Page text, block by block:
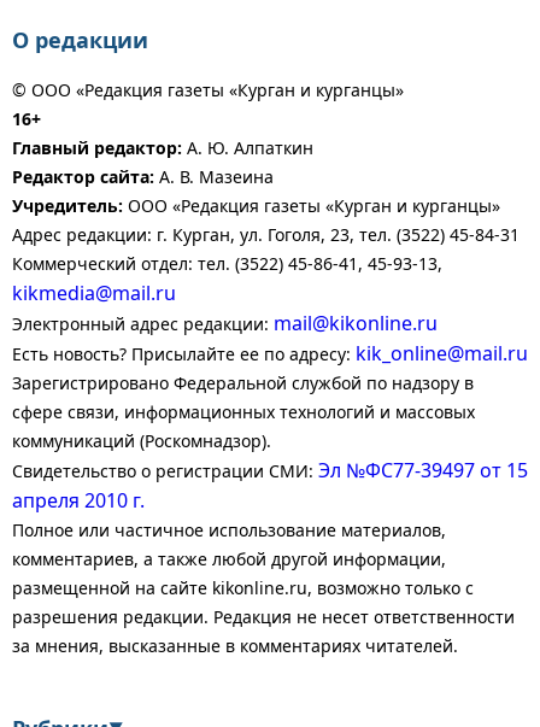
О редакции
© ООО «Редакция газеты «Курган и курганцы»
16+
Главный редактор: А. Ю. Алпаткин
Редактор сайта: А. В. Мазеина
Учредитель: ООО «Редакция газеты «Курган и курганцы»
Адрес редакции: г. Курган, ул. Гоголя, 23, тел. (3522) 45-84-31
Коммерческий отдел: тел. (3522) 45-86-41, 45-93-13,
kikmedia@mail.ru
Электронный адрес редакции: mail@kikonline.ru
Есть новость? Присылайте ее по адресу: kik_online@mail.ru
Зарегистрировано Федеральной службой по надзору в
сфере связи, информационных технологий и массовых
коммуникаций (Роскомнадзор).
Свидетельство о регистрации СМИ: Эл №ФС77-39497 от 15
апреля 2010 г.
Полное или частичное использование материалов,
комментариев, а также любой другой информации,
размещенной на сайте kikonline.ru, возможно только с
разрешения редакции. Редакция не несет ответственности
за мнения, высказанные в комментариях читателей.